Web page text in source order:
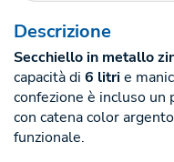
Descrizione
Secchiello in metallo
capacità di 6 litrie
confezione è incluso un
con catena color
funzionale.